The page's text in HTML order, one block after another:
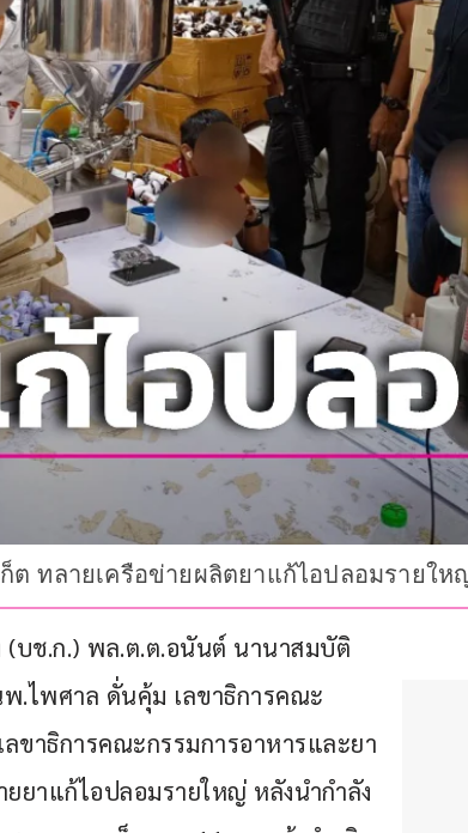
ทลายเครือข่ายผลิตยาแก้ไอปลอมรายใ
(บช.ก.) พล.ต.ต.อนันต์ นานาสมบัติ
.ไพศาล ดั่นคุ้ม เลขาธิการคณะ
ขาธิการคณะกรรมการอาหารและยา
ยาแก้ไอปลอมรายใหญ่ หลังนำกำลัง